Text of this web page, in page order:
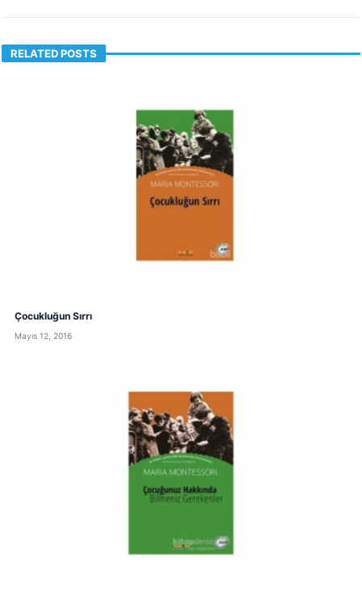
RELATED POSTS
Çocukluğun Sırrı
Mayıs 12, 2016